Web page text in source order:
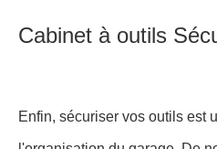
Cabinet à outils
Enfin, sécuriser vos outils est